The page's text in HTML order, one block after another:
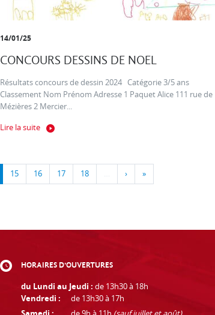
14/01/25
CONCOURS DESSINS DE NOEL
Résultats concours de dessin 2024 Catégorie 3/5 ans
Classement Nom Prénom Adresse 1 Paquet Alice 111 rue de
Mézières 2 Mercier...
Lire la suite
15 16 17 18 … › »
HORAIRES D'OUVERTURES
du Lundi au Jeudi : de 13h30 à 18h
Vendredi :
de 13h30 à 17h